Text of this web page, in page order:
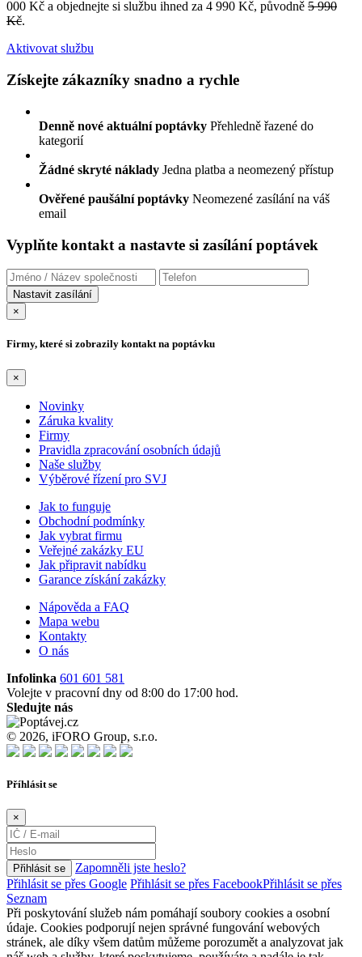
000 Kč a objednejte si službu ihned za 4 990 Kč, původně 5 990
Kč.
Aktivovat službu
Získejte zákazníky snadno a rychle
Denně nové aktuální poptávky Přehledně řazené do
kategorií
Žádné skryté náklady Jedna platba a neomezený přístup
Ověřené paušální poptávky Neomezené zasílání na váš
email
Vyplňte kontakt a nastavte si zasílání poptávek
×
Firmy, které si zobrazily kontakt na poptávku
×
Novinky
Záruka kvality
Firmy
Pravidla zpracování osobních údajů
Naše služby
Výběrové řízení pro SVJ
Jak to funguje
Obchodní podmínky
Jak vybrat firmu
Veřejné zakázky EU
Jak připravit nabídku
Garance získání zakázky
Nápověda a FAQ
Mapa webu
Kontakty
O nás
Infolinka 601 601 581
Volejte v pracovní dny od 8:00 do 17:00 hod.
Sledujte nás
© 2026, iFORO Group, s.r.o.
Příhlásit se
×
Přihlásit se
Zapomněli jste heslo?
Přihlásit se přes Google Přihlásit se přes FacebookPřihlásit se přes
Seznam
Při poskytování služeb nám pomáhají soubory cookies a osobní
údaje. Cookies podporují nejen správné fungování webových
stránek, ale díky všem datům můžeme porozumět a analyzovat jak